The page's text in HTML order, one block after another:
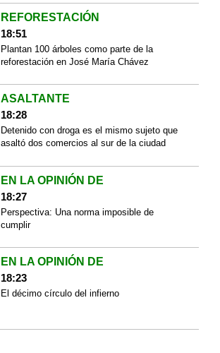
REFORESTACIÓN
18:51
Plantan 100 árboles como parte de la
reforestación en José María Chávez
ASALTANTE
18:28
Detenido con droga es el mismo sujeto que
asaltó dos comercios al sur de la ciudad
EN LA OPINIÓN DE
18:27
Perspectiva: Una norma imposible de
cumplir
EN LA OPINIÓN DE
18:23
El décimo círculo del infierno